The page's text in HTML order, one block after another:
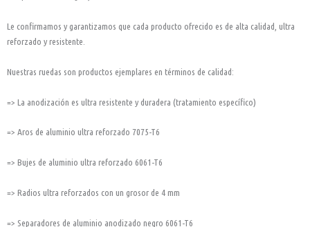
Le confirmamos y garantizamos que cada producto ofrecido es de alta calidad, ultra
reforzado y resistente.
Nuestras ruedas son productos ejemplares en términos de calidad:
=> La anodización es ultra resistente y duradera (tratamiento específico)
=> Aros de aluminio ultra reforzado 7075-T6
=> Bujes de aluminio ultra reforzado 6061-T6
=> Radios ultra reforzados con un grosor de 4 mm
=> Separadores de aluminio anodizado negro 6061-T6